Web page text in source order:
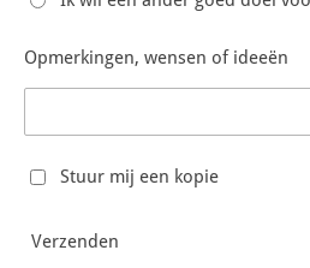
Opmerkingen, wensen of ideeën
Stuur mij een kopie
Verzenden